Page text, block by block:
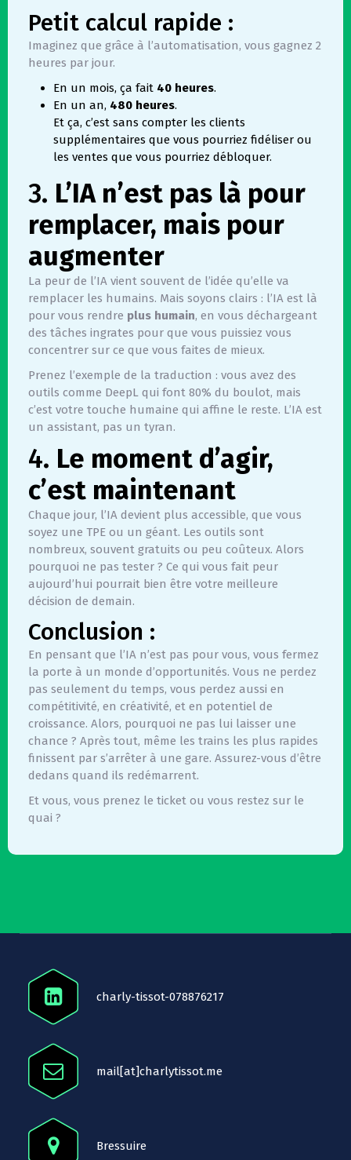
Petit calcul rapide :
Imaginez que grâce à l’automatisation, vous gagnez 2
heures par jour.
En un mois, ça fait 40 heures.
En un an, 480 heures.
Et ça, c’est sans compter les clients
supplémentaires que vous pourriez fidéliser ou
les ventes que vous pourriez débloquer.
3. L’IA n’est pas là pour
remplacer, mais pour
augmenter
La peur de l’IA vient souvent de l’idée qu’elle va
remplacer les humains. Mais soyons clairs : l’IA est là
pour vous rendre plus humain, en vous déchargeant
des tâches ingrates pour que vous puissiez vous
concentrer sur ce que vous faites de mieux.
Prenez l’exemple de la traduction : vous avez des
outils comme DeepL qui font 80% du boulot, mais
c’est votre touche humaine qui affine le reste. L’IA est
un assistant, pas un tyran.
4. Le moment d’agir,
c’est maintenant
Chaque jour, l’IA devient plus accessible, que vous
soyez une TPE ou un géant. Les outils sont
nombreux, souvent gratuits ou peu coûteux. Alors
pourquoi ne pas tester ? Ce qui vous fait peur
aujourd’hui pourrait bien être votre meilleure
décision de demain.
Conclusion :
En pensant que l’IA n’est pas pour vous, vous fermez
la porte à un monde d’opportunités. Vous ne perdez
pas seulement du temps, vous perdez aussi en
compétitivité, en créativité, et en potentiel de
croissance. Alors, pourquoi ne pas lui laisser une
chance ? Après tout, même les trains les plus rapides
finissent par s’arrêter à une gare. Assurez-vous d’être
dedans quand ils redémarrent.
Et vous, vous prenez le ticket ou vous restez sur le
quai ?
charly-tissot-078876217
mail[at]charlytissot.me
Bressuire